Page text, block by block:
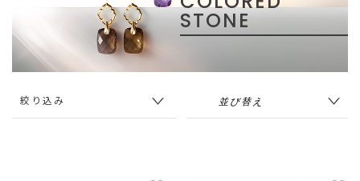
STONE
絞り込み